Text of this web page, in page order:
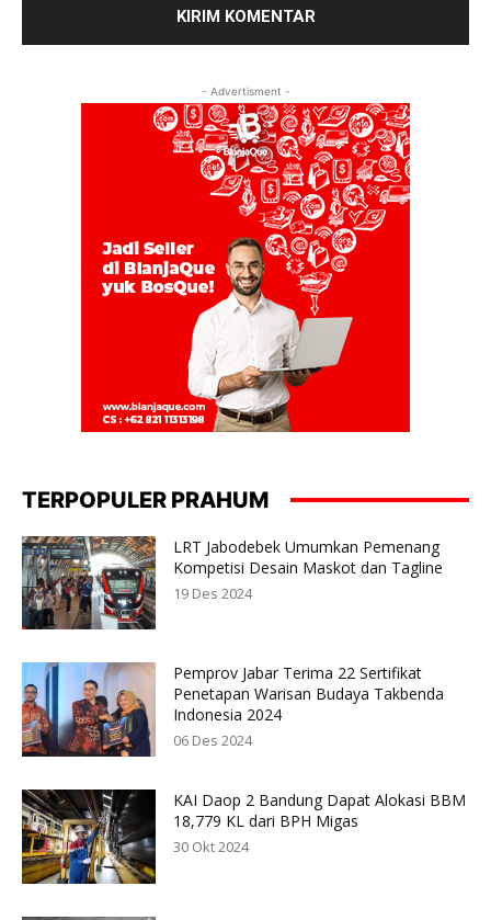
- Advertisment -
TERPOPULER PRAHUM
LRT Jabodebek Umumkan Pemenang
Kompetisi Desain Maskot dan Tagline
19 Des 2024
Pemprov Jabar Terima 22 Sertifikat
Penetapan Warisan Budaya Takbenda
Indonesia 2024
06 Des 2024
KAI Daop 2 Bandung Dapat Alokasi BBM
18,779 KL dari BPH Migas
30 Okt 2024